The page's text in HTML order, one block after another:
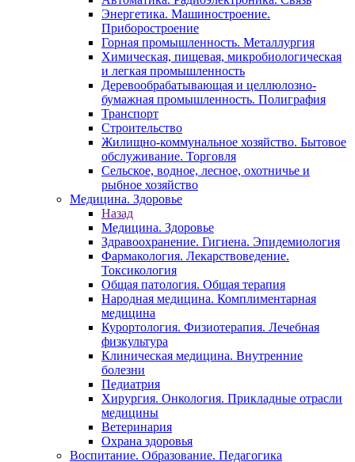
Энергетика. Машиностроение.
Приборостроение
Горная промышленность. Металлургия
Химическая, пищевая, микробиологическая
и легкая промышленность
Деревообрабатывающая и целлюлозно-
бумажная промышленность. Полиграфия
Транспорт
Строительство
Жилищно-коммунальное хозяйство. Бытовое
обслуживание. Торговля
Сельское, водное, лесное, охотничье и
рыбное хозяйство
Медицина. Здоровье
Назад
Медицина. Здоровье
Здравоохранение. Гигиена. Эпидемиология
Фармакология. Лекарствоведение.
Токсикология
Общая патология. Общая терапия
Народная медицина. Комплиментарная
медицина
Курортология. Физиотерапия. Лечебная
физкультура
Клиническая медицина. Внутренние
болезни
Педиатрия
Хирургия. Онкология. Прикладные отрасли
медицины
Ветеринария
Охрана здоровья
Воспитание. Образование. Педагогика